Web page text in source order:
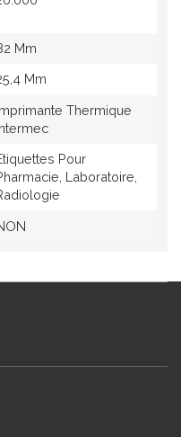
Mm
Mm
Thermique
Pour
Laboratoire,